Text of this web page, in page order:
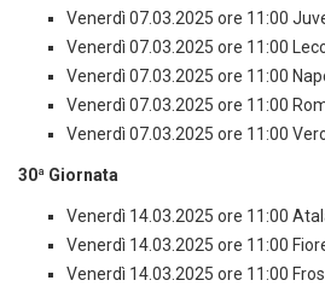
Venerdì 07.03.2025 ore 11:00
Venerdì 07.03.2025 ore 11:00
Venerdì 07.03.2025 ore 11:00
Venerdì 07.03.2025 ore 11:00
Venerdì 07.03.2025 ore 11:00
30ª Giornata
Venerdì 14.03.2025 ore 11:00
Venerdì 14.03.2025 ore 11:00
Venerdì 14.03.2025 ore 11:00